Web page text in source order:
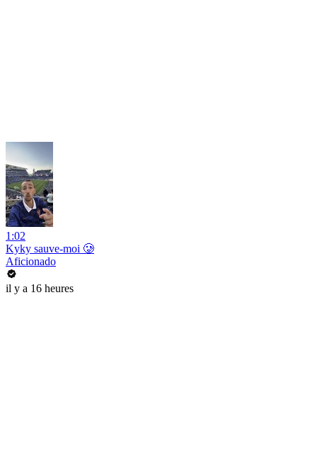
1:02
Kyky sauve-moi 🥲
Aficionado
il y a 16 heures